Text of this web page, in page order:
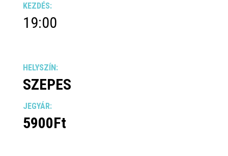
KEZDÉS:
19:00
HELYSZÍN:
SZEPES
JEGYÁR:
5900Ft